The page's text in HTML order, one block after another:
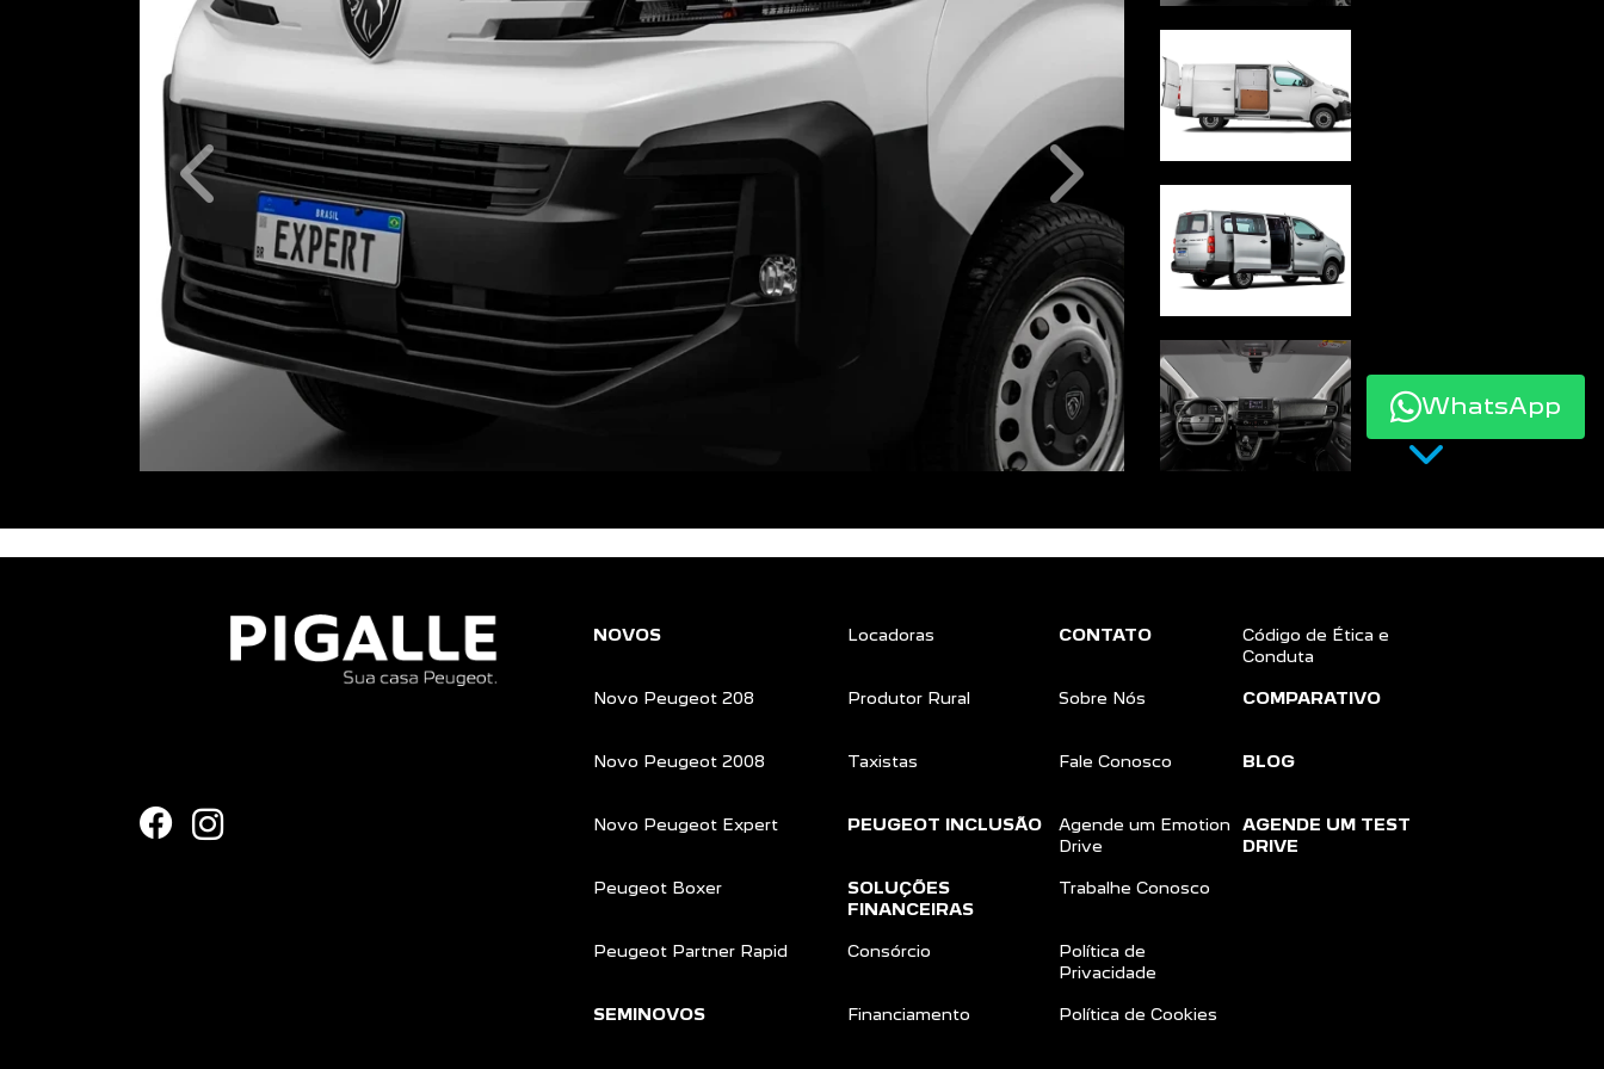
Anterior Próximo
NOVOS
Novo Peugeot 208
Novo Peugeot 2008
Novo Peugeot Expert
Peugeot Boxer
Peugeot Partner Rapid
Locadoras
Produtor Rural
Taxistas
PEUGEOT INCLUSÃO
SOLUÇÕES
Consórcio
CONTATO
Sobre Nós
Fale Conosco
Agende um Emotion
Trabalhe Conosco
Política de
Código de Ética e
COMPARATIVO
BLOG
WhatsApp